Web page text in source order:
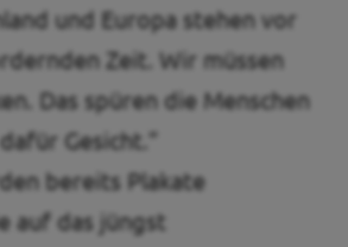
und Europa stehen vor
Zeit. Wir müssen
Das spüren die Menschen
Gesicht.”
bereits Plakate
auf das jüngst